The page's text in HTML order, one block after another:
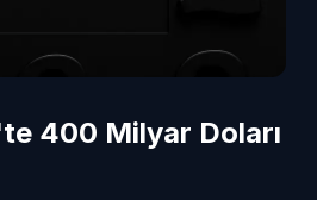
400 Milyar Doları